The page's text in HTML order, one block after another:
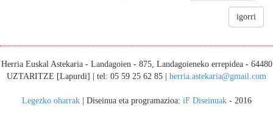
igorri
Herria Euskal Astekaria - Landagoien - 875, Landagoieneko errepidea - 64480
UZTARITZE [Lapurdi] | tel: 05 59 25 62 85 | herria.astekaria@gmail.com
Legezko oharrak| Diseinua eta programazioa: iF Diseinuak- 2016